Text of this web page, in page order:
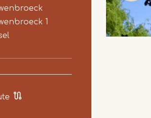
1